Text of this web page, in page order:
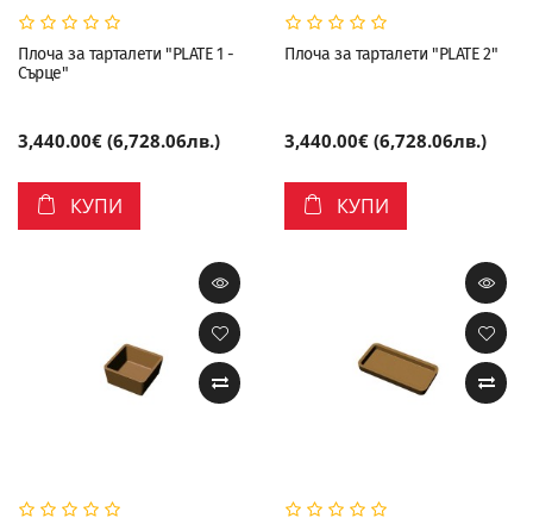
Плоча за тарталети "PLATE 1 -
Сърце"
3,440.00€ (6,728.06лв.)
КУПИ
Плоча за тарталети "PLATE 2"
3,440.00€ (6,728.06лв.)
КУПИ